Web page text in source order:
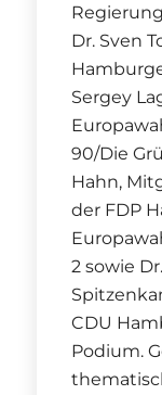
Dr. Sven
Sergey
90/Die
Hahn,
der FDP
2 sowie
CDU
Podium.